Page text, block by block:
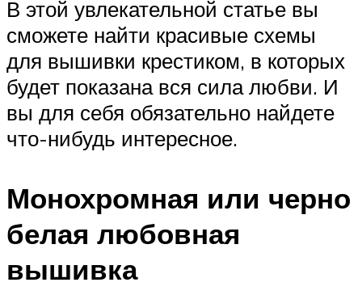
В этой увлекательной статье вы
сможете найти красивые схемы
для вышивки крестиком, в которых
будет показана вся сила любви. И
вы для себя обязательно найдете
что-нибудь интересное.
Монохромная или черно
белая любовная
вышивка